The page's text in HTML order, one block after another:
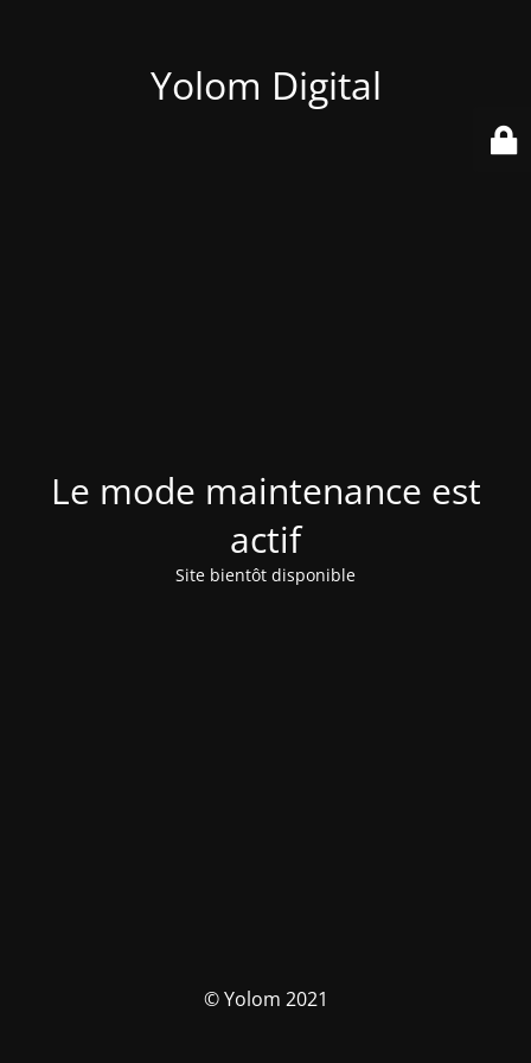
Yolom Digital
Le mode maintenance est
actif
Site bientôt disponible
© Yolom 2021